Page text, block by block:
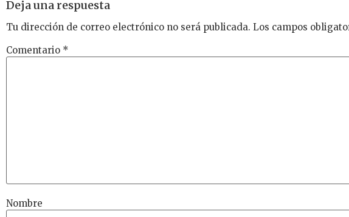
Deja una respuesta
Tu dirección de correo electrónico no será publicada. Los campos
Comentario *
Nombre